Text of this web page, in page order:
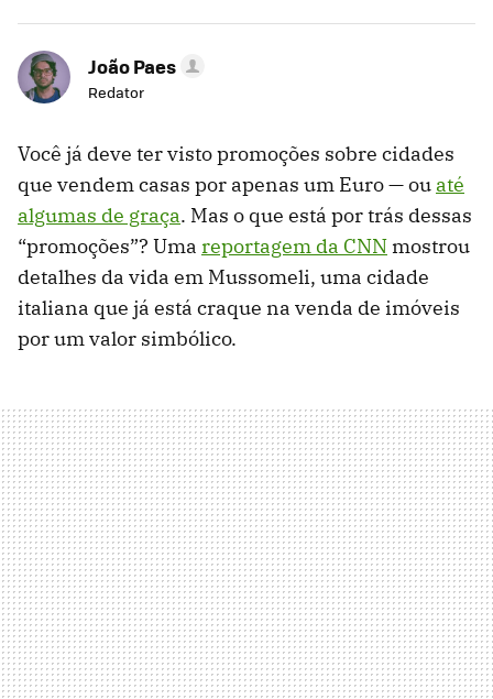
João Paes
Redator
Você já deve ter visto promoções sobre cidades
que vendem casas por apenas um Euro — ou até
algumas de graça. Mas o que está por trás dessas
“promoções”? Uma reportagem da CNN mostrou
detalhes da vida em Mussomeli, uma cidade
italiana que já está craque na venda de imóveis
por um valor simbólico.